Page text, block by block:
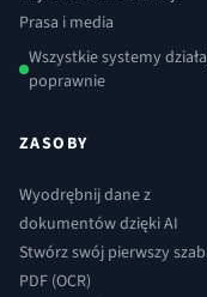
Prasa i media
Wszystkie systemy
poprawnie
ZASOBY
Wyodrębnij dane z
dokumentów dzięki AI
Stwórz swój pierwszy
PDF (OCR)